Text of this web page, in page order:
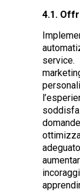
4.1.